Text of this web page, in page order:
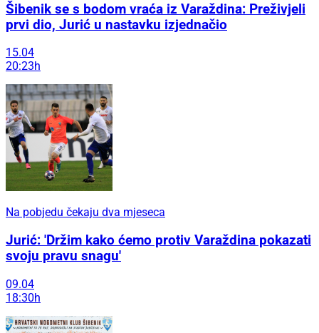
Šibenik se s bodom vraća iz Varaždina: Preživjeli
prvi dio, Jurić u nastavku izjednačio
15.04
20:23h
Na pobjedu čekaju dva mjeseca
Jurić: 'Držim kako ćemo protiv Varaždina pokazati
svoju pravu snagu'
09.04
18:30h